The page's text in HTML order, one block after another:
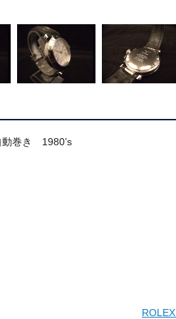
巻き 1980’s
ROLEX